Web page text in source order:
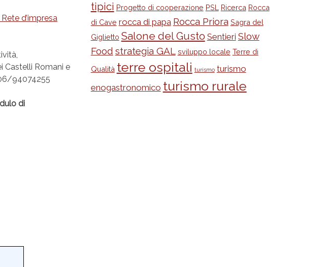
d’impresa
Castelli Romani e
94074255
di
tipici Progetto di cooperazione PSL Ricerca Rocca
di Cave rocca di papa Rocca Priora Sagra del
Giglietto Salone del Gusto Sentieri Slow
Food strategia GAL sviluppo locale Terre di
Qualità terre ospitali turismo turismo
enogastronomico turismo rurale